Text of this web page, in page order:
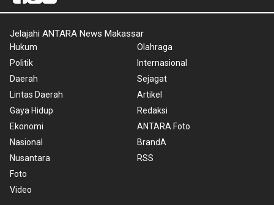
Jelajahi ANTARA News Makassar
Hukum
Politik
Daerah
Lintas Daerah
Gaya Hidup
Ekonomi
Nasional
Nusantara
Foto
Video
Olahraga
Internasional
Sejagat
Artikel
Redaksi
ANTARA Foto
BrandA
RSS